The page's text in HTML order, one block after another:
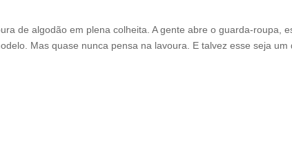
de algodão em plena colheita. A gente abre o guarda-roupa,
Mas quase nunca pensa na lavoura. E talvez esse seja um